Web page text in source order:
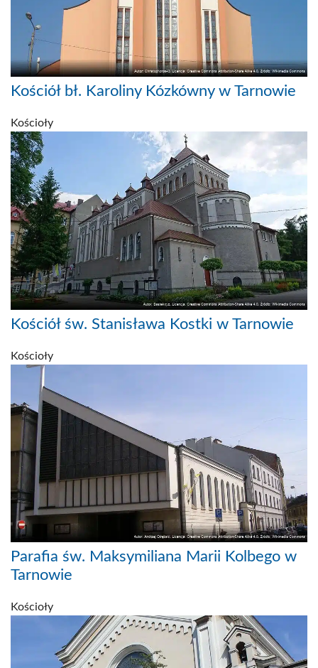
Kościół bł. Karoliny Kózkówny w Tarnowie
Kościoły
Kościół św. Stanisława Kostki w Tarnowie
Kościoły
Parafia św. Maksymiliana Marii Kolbego w
Tarnowie
Kościoły